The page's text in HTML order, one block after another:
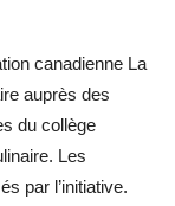
canadienne La
auprès des
du collège
Les
par l’initiative.